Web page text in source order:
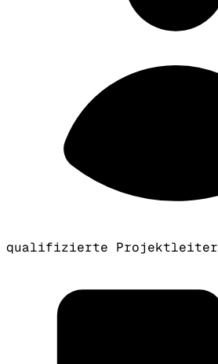
qualifizierte Projektleiter